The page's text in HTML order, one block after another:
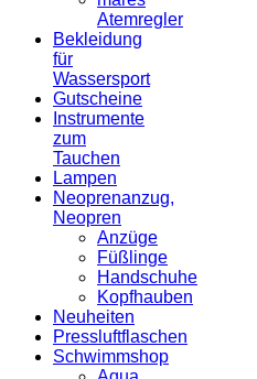
Atemregler
Bekleidung
für
Wassersport
Gutscheine
Instrumente
zum
Tauchen
Lampen
Neoprenanzug,
Neopren
Anzüge
Füßlinge
Handschuhe
Kopfhauben
Neuheiten
Pressluftflaschen
Schwimmshop